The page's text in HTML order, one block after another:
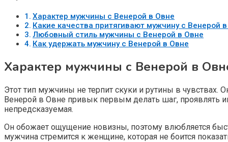
Характер мужчины с Венерой в Овне
Какие качества притягивают мужчину с Венерой
Любовный стиль мужчины с Венерой в Овне
Как удержать мужчину с Венерой в Овне
Характер мужчины с Венерой в
Этот тип мужчины не терпит скуки и рутины в
Венерой в Овне привык первым делать шаг, проявлять
непредсказуемая.
Он обожает ощущение новизны, поэтому влюбляется
мужчина стремится к женщине, которая не боится